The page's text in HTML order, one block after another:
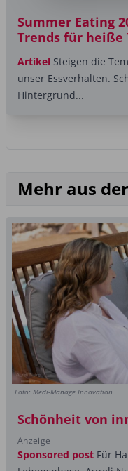
Summer Eating
Trends für heiße
Artikel Steigen die
unser Essverhalten.
Hintergrund...
Mehr aus
Foto: Medi-Manage Innovation
Schönheit von
Anzeige
Sponsored post Für